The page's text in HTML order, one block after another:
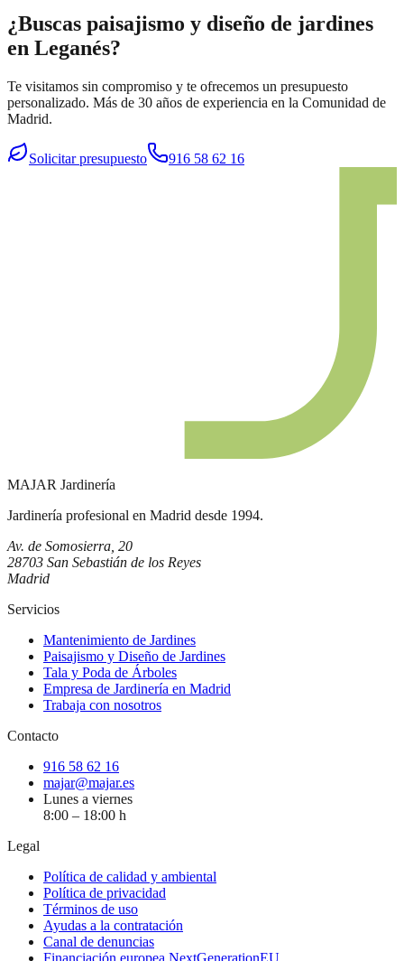
¿Buscas paisajismo y diseño de jardines
en Leganés?
Te visitamos sin compromiso y te ofrecemos un presupuesto
personalizado. Más de 30 años de experiencia en la Comunidad de
Madrid.
Solicitar presupuesto 916 58 62 16
MAJAR Jardinería
Jardinería profesional en Madrid desde 1994.
Av. de Somosierra, 20
28703 San Sebastián de los Reyes
Madrid
Servicios
Mantenimiento de Jardines
Paisajismo y Diseño de Jardines
Tala y Poda de Árboles
Empresa de Jardinería en Madrid
Trabaja con nosotros
Contacto
916 58 62 16
majar@majar.es
Lunes a viernes
8:00 – 18:00 h
Legal
Política de calidad y ambiental
Política de privacidad
Términos de uso
Ayudas a la contratación
Canal de denuncias